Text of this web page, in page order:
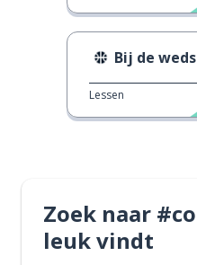
Bij de
Lessen
Zoek naar
leuk vindt